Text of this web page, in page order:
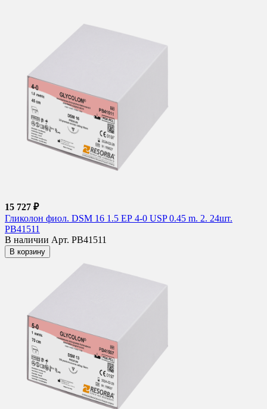
15 727 ₽
Гликолон фиол. DSM 16 1.5 ЕР 4-0 USP 0.45 m. 2. 24шт.
PB41511
В наличии Арт. PB41511
В корзину